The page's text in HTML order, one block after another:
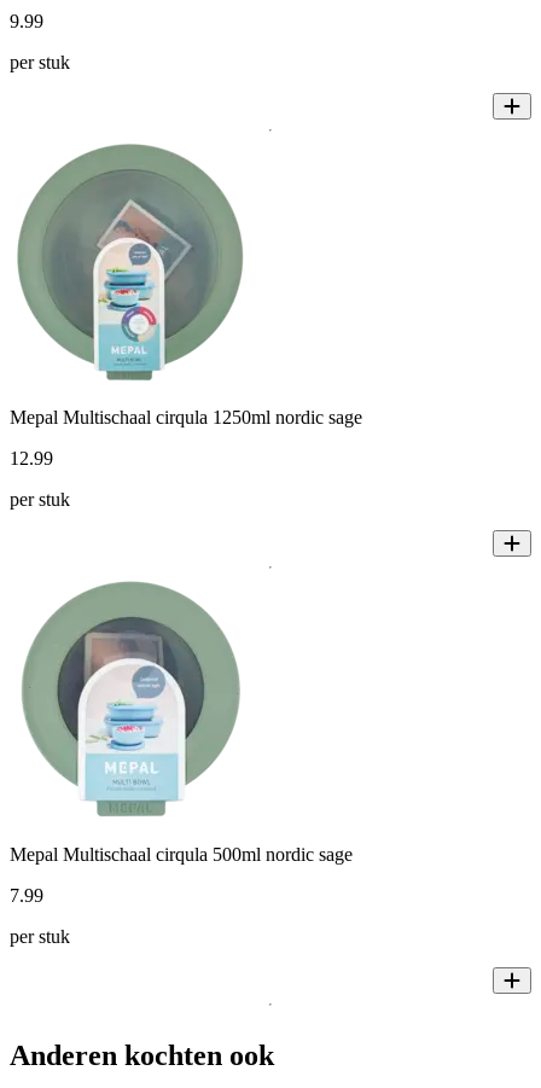
9.99
per stuk
Mepal Multischaal cirqula 1250ml nordic sage
12.99
per stuk
Mepal Multischaal cirqula 500ml nordic sage
7.99
per stuk
Anderen kochten ook